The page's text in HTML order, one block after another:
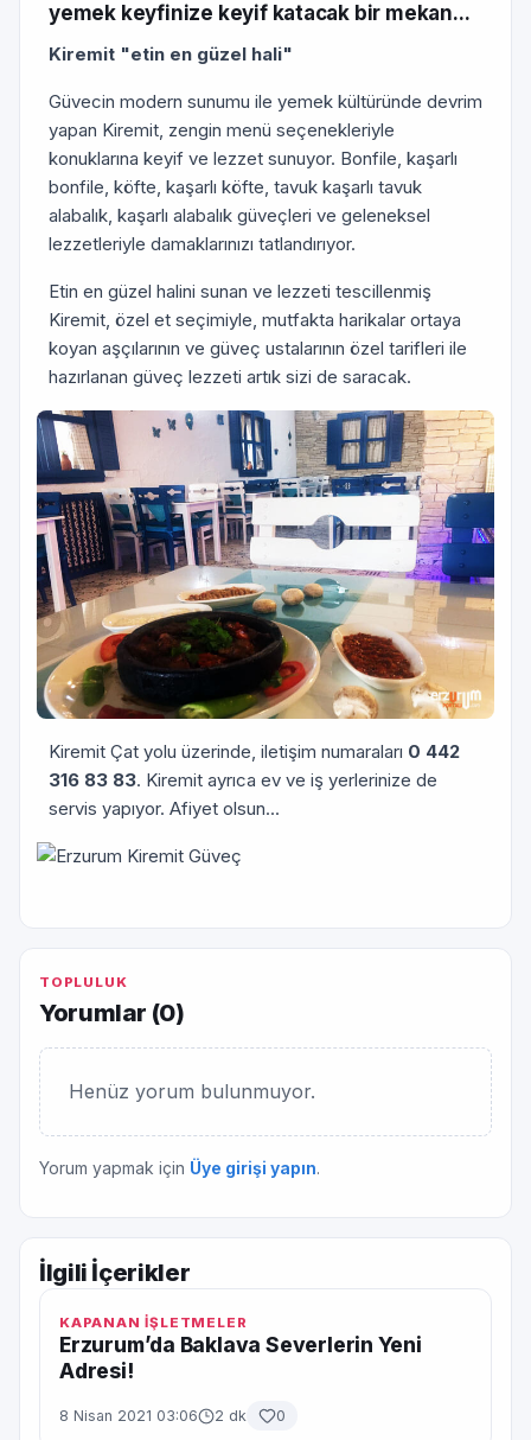
yemek keyfinize keyif katacak bir mekan...
Kiremit "etin en güzel hali"
Güvecin modern sunumu ile yemek kültüründe devrim
yapan Kiremit, zengin menü seçenekleriyle
konuklarına keyif ve lezzet sunuyor. Bonfile, kaşarlı
bonfile, köfte, kaşarlı köfte, tavuk kaşarlı tavuk
alabalık, kaşarlı alabalık güveçleri ve geleneksel
lezzetleriyle damaklarınızı tatlandırıyor.
Etin en güzel halini sunan ve lezzeti tescillenmiş
Kiremit, özel et seçimiyle, mutfakta harikalar ortaya
koyan aşçılarının ve güveç ustalarının özel tarifleri ile
hazırlanan güveç lezzeti artık sizi de saracak.
Kiremit Çat yolu üzerinde, iletişim numaraları 0 442
316 83 83. Kiremit ayrıca ev ve iş yerlerinize de
servis yapıyor. Afiyet olsun...
TOPLULUK
Yorumlar (0)
Henüz yorum bulunmuyor.
Yorum yapmak için Üye girişi yapın.
İlgili İçerikler
KAPANAN İŞLETMELER
Erzurum’da Baklava Severlerin Yeni
Adresi!
8 Nisan 2021 03:06 2 dk 0